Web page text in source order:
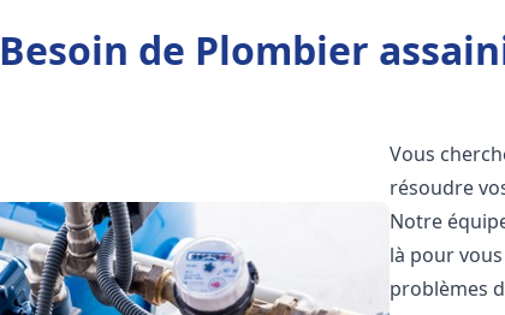
Besoin de Plombier
Vous
résoudre
Notre
là pour
problèmes